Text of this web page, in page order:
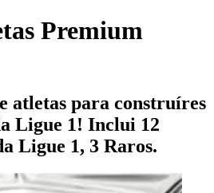
Premium
atletas para construíres
Ligue 1! Inclui 12
Ligue 1, 3 Raros.